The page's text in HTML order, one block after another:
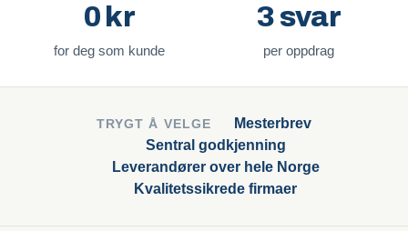
0 kr
for deg som kunde
3 svar
per oppdrag
TRYGT Å VELGE
Mesterbrev
Sentral godkjenning
Leverandører over hele Norge
Kvalitetssikrede firmaer